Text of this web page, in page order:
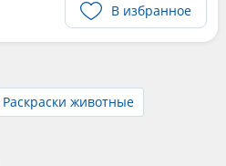
В избранное
Раскраски животные